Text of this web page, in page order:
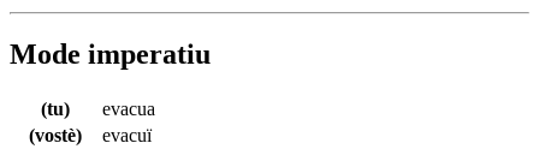
Mode imperatiu
(tu)
evacua
(vostè)
evacuï